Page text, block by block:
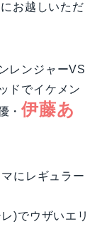
お越しいただ
レンジャーVS
ドでイケメン
・伊藤あ
にレギュラー
)でウザいエリ